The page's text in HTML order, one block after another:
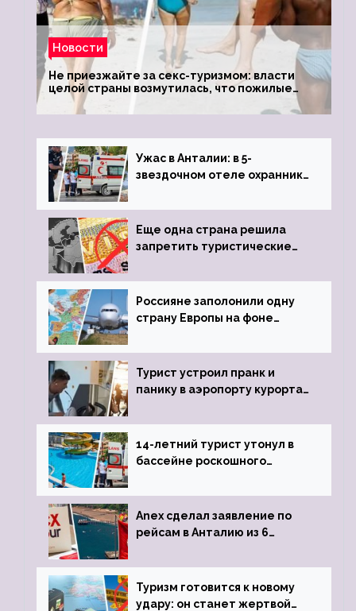
Новости
Не приезжайте за секс-туризмом: власти
целой страны возмутилась, что пожилые
туристки массово едут к ним, чтобы
обзавестись молодыми любовниками
Ужас в Анталии: в 5-
звездочном отеле охранник
пистолета
Еще одна страна решила
запретить туристические
Россияне заполонили одну
страну Европы на фоне
виз
Турист устроил пранк и
панику в аэропорту курорта,
задержке рейса
14-летний турист утонул в
бассейне роскошного
Anex сделал заявление по
рейсам в Анталию из 6
Туризм готовится к новому
удару: он станет жертвой